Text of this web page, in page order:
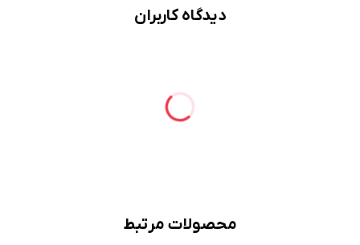
دیدگاه کاربران
محصولات مرتبط